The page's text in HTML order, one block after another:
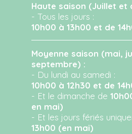
Haute saison (Juillet et
- Tous les jours :
10h00 à 13h00 et de
Moyenne saison (mai,
septembre) :
- Du lundi au samedi :
10h00 à 12h30 et de
- Et le dimanche de
en mai)
- Et les jours fériés
13h00 (en mai)